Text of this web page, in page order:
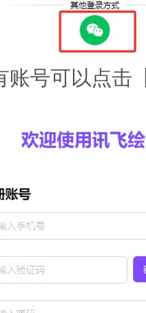
号可以点击